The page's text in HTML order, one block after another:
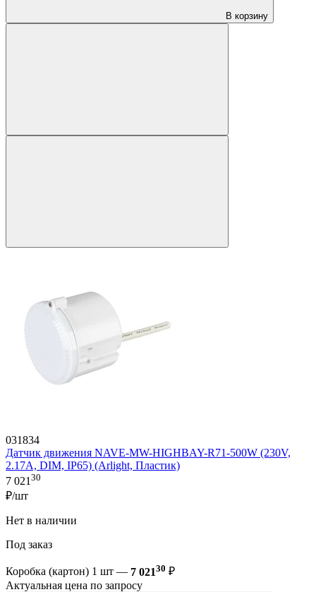
В корзину
031834
Датчик движения NAVE-MW-HIGHBAY-R71-500W (230V,
2.17A, DIM, IP65) (Arlight, Пластик)
7 02130
₽/шт
Нет в наличии
Под заказ
Коробка (картон) 1 шт — 7 02130 ₽
Актуальная цена по запросу